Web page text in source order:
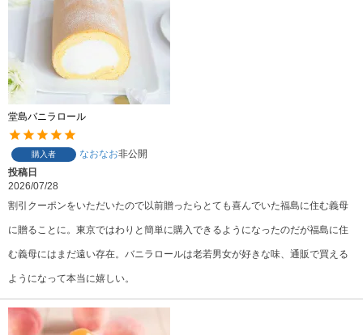
堂島バニラロール
購入者 なおなお非公開
投稿日
2026/07/28
割引クーポンをいただいたので以前贈ったらとても喜んでいた福島に住む義母
に贈ることに。東京ではわりと簡単に購入できるようになったのだが福島に住
む義母にはまだ遠い存在。バニラロールは老若男女が好きな味、通販で買える
ようになって本当に嬉しい。